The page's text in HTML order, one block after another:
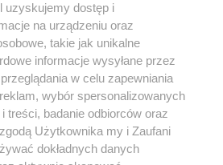
Instagram Youtube
uzyskujemy dostęp i
na urządzeniu oraz
takie jak unikalne
informacje wysyłane przez
w celu zapewniania
wybór spersonalizowanych
treści, badanie odbiorców oraz
Użytkownika my i Zaufani
dokładnych danych